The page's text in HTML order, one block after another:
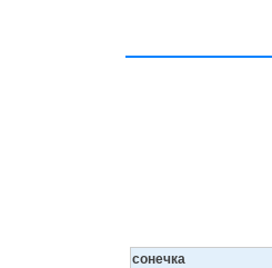
сонечка